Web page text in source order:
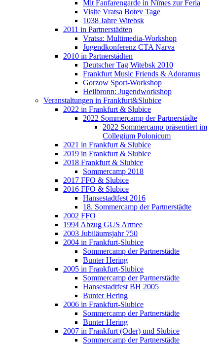
Mit Fanfarengarde in Nîmes zur Feria
Visite Vratsa Botev Tage
1038 Jahre Witebsk
2011 in Partnerstädten
Vratsa: Multimedia-Workshop
Jugendkonferenz CTA Narva
2010 in Partnerstädten
Deutscher Tag Witebsk 2010
Frankfurt Music Friends & Adoramus
Gorzow Sport-Workshop
Heilbronn: Jugendworkshop
Veranstaltungen in Frankfurt&Slubice
2022 in Frankfurt & Slubice
2022 Sommercamp der Partnerstädte
2022 Sommercamp präsentiert im
Collegium Polonicum
2021 in Frankfurt & Slubice
2019 in Frankfurt & Slubice
2018 Frankfurt & Slubice
Sommercamp 2018
2017 FFO & Slubice
2016 FFO & Slubice
Hansestadtfest 2016
18. Sommercamp der Partnerstädte
2002 FFO
1994 Abzug GUS Armee
2003 Jubiläumsjahr 750
2004 in Frankfurt-Slubice
Sommercamp der Partnerstädte
Bunter Hering
2005 in Frankfurt-Slubice
Sommercamp der Partnerstädte
Hansestadtfest BH 2005
Bunter Hering
2006 in Frankfurt-Slubice
Sommercamp der Partnerstädte
Bunter Hering
2007 in Frankfurt (Oder) und Słubice
Sommercamp der Partnerstädte